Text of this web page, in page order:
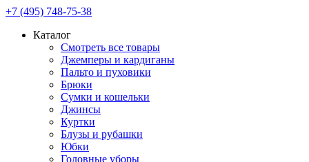
+7 (495) 748-75-38
Каталог
Смотреть все товары
Джемперы и кардиганы
Пальто и пуховики
Брюки
Сумки и кошельки
Джинсы
Куртки
Блузы и рубашки
Юбки
Головные уборы